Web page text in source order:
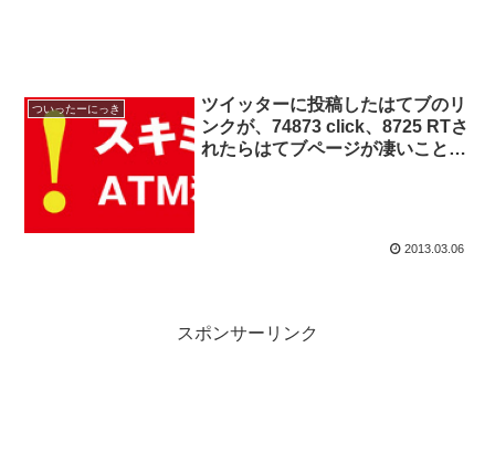
ついったーにっき
ツイッターに投稿したはてブのリ
ンクが、74873 click、8725 RTさ
れたらはてブページが凄いことに
2013.03.06
スポンサーリンク